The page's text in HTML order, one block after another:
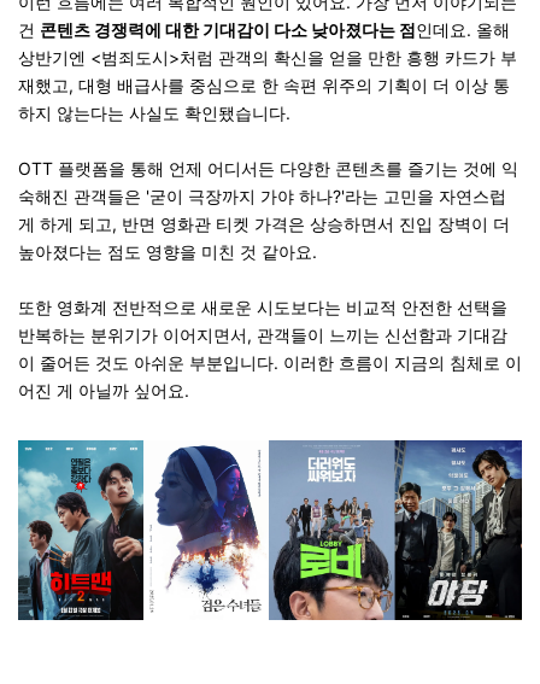
건 콘텐츠 경쟁력에 대한 기대감이 다소 낮아졌다는 점인데요. 올해
상반기엔 <범죄도시>처럼 관객의 확신을 얻을 만한 흥행 카드가 부
재했고, 대형 배급사를 중심으로 한 속편 위주의 기획이 더 이상 통
하지 않는다는 사실도 확인됐습니다.
OTT 플랫폼을 통해 언제 어디서든 다양한 콘텐츠를 즐기는 것에 익
숙해진 관객들은 '굳이 극장까지 가야 하나?'라는 고민을 자연스럽
게 하게 되고, 반면 영화관 티켓 가격은 상승하면서 진입 장벽이 더
높아졌다는 점도 영향을 미친 것 같아요.
또한 영화계 전반적으로 새로운 시도보다는 비교적 안전한 선택을
반복하는 분위기가 이어지면서, 관객들이 느끼는 신선함과 기대감
이 줄어든 것도 아쉬운 부분입니다. 이러한 흐름이 지금의 침체로 이
어진 게 아닐까 싶어요.